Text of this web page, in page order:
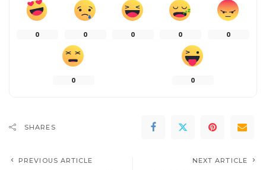
0 0 0 0 0
0 0
SHARES
PREVIOUS ARTICLE NEXT ARTICLE